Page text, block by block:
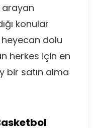
arayan
konular
heyecan dolu
herkes için en
bir satın alma